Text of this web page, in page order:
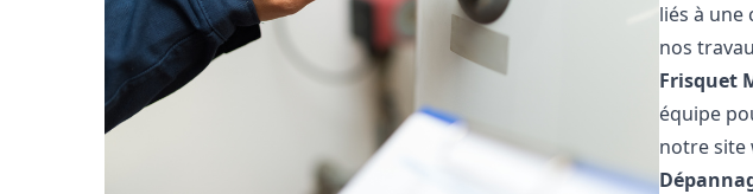
liés à
nos
Frisquet
équipe
notre site